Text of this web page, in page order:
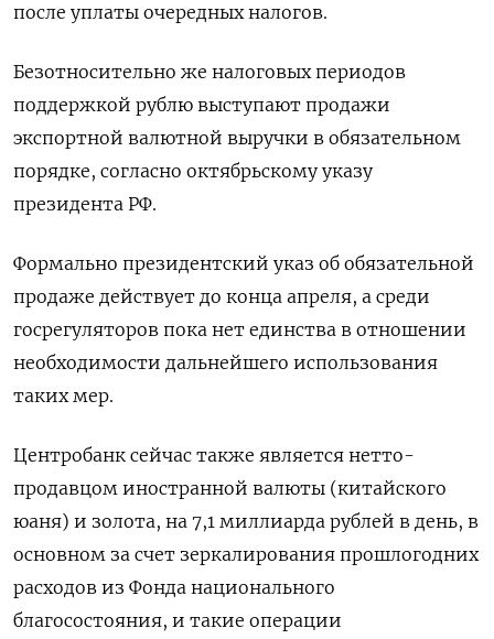
после уплаты очередных налогов.
Безотносительно же налоговых периодов
поддержкой рублю выступают продажи
экспортной валютной выручки в обязательном
порядке, согласно октябрьскому указу
президента РФ.
Формально президентский указ об обязательной
продаже действует до конца апреля, а среди
госрегуляторов пока нет единства в отношении
необходимости дальнейшего использования
таких мер.
Центробанк сейчас также является нетто-
продавцом иностранной валюты (китайского
юаня) и золота, на 7,1 миллиарда рублей в день, в
основном за счет зеркалирования прошлогодних
расходов из Фонда национального
благосостояния, и такие операции